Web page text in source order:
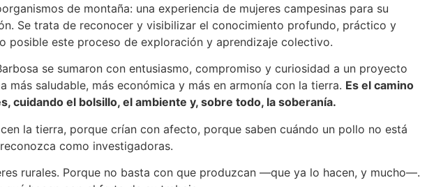
de montaña: una experiencia de mujeres campesinas para su
Se trata de reconocer y visibilizar el conocimiento profundo, práctico y
posible este proceso de exploración y aprendizaje colectivo.
se sumaron con entusiasmo, compromiso y curiosidad a un proyecto
saludable, más económica y más en armonía con la tierra. Es el camino
cuidando el bolsillo, el ambiente y, sobre todo, la soberanía.
la tierra, porque crían con afecto, porque saben cuándo un pollo no está
como investigadoras.
rurales. Porque no basta con que produzcan —que ya lo hacen, y mucho—.